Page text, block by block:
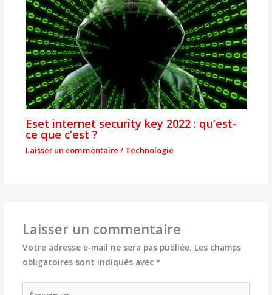
Eset internet security key 2022 : qu’est-
ce que c’est ?
Laisser un commentaire / Technologie
Laisser un commentaire
Votre adresse e-mail ne sera pas publiée. Les champs
obligatoires sont indiqués avec *
Écrivez